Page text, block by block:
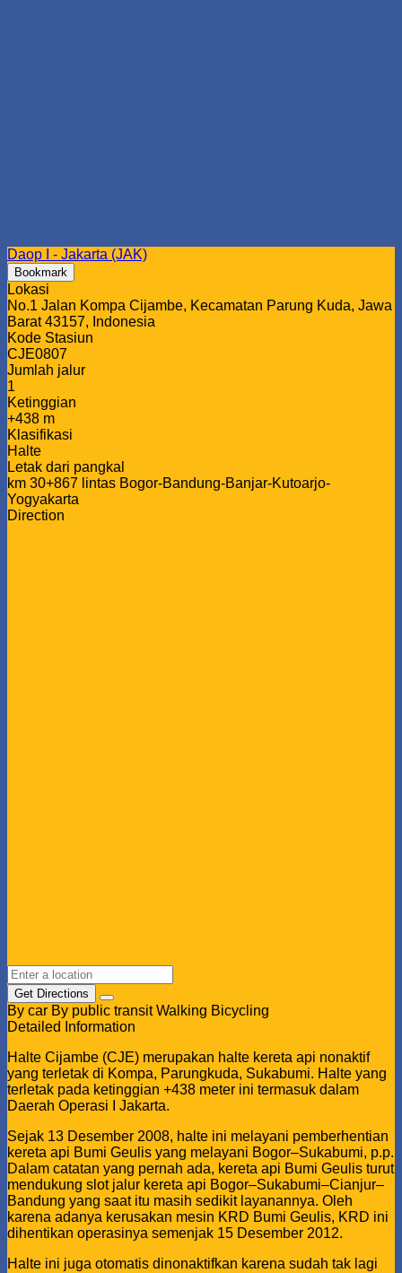
Daop I - Jakarta (JAK)
Bookmark
Lokasi
No.1 Jalan Kompa Cijambe, Kecamatan Parung Kuda, Jawa
Barat 43157, Indonesia
Kode Stasiun
CJE0807
Jumlah jalur
1
Ketinggian
+438 m
Klasifikasi
Halte
Letak dari pangkal
km 30+867 lintas Bogor-Bandung-Banjar-Kutoarjo-
Yogyakarta
Direction
Get Directions
By car By public transit Walking Bicycling
Detailed Information
Halte Cijambe (CJE) merupakan halte kereta api nonaktif
yang terletak di Kompa, Parungkuda, Sukabumi. Halte yang
terletak pada ketinggian +438 meter ini termasuk dalam
Daerah Operasi I Jakarta.
Sejak 13 Desember 2008, halte ini melayani pemberhentian
kereta api Bumi Geulis yang melayani Bogor–Sukabumi, p.p.
Dalam catatan yang pernah ada, kereta api Bumi Geulis turut
mendukung slot jalur kereta api Bogor–Sukabumi–Cianjur–
Bandung yang saat itu masih sedikit layanannya. Oleh
karena adanya kerusakan mesin KRD Bumi Geulis, KRD ini
dihentikan operasinya semenjak 15 Desember 2012.
Halte ini juga otomatis dinonaktifkan karena sudah tak lagi